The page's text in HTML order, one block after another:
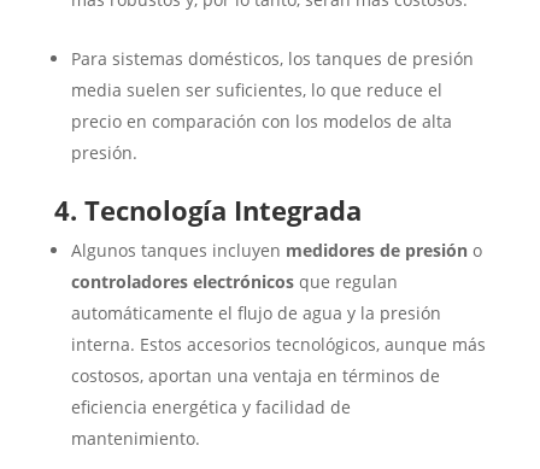
Para sistemas domésticos, los tanques de presión
media suelen ser suficientes, lo que reduce el
precio en comparación con los modelos de alta
presión.
4. Tecnología Integrada
Algunos tanques incluyen medidores de presióno
controladores electrónicosque regulan
automáticamente el flujo de agua y la presión
interna. Estos accesorios tecnológicos, aunque más
costosos, aportan una ventaja en términos de
eficiencia energética y facilidad de
mantenimiento.